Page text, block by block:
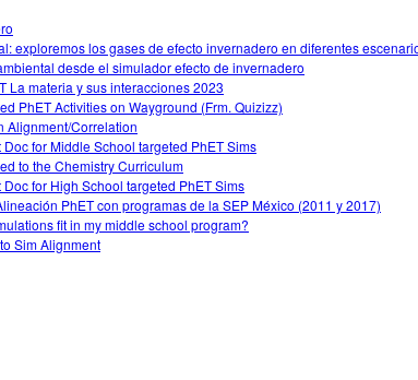
exploremos los gases de efecto invernadero en diferentes
desde el simulador efecto de invernadero
La materia y sus interacciones 2023
PhET Activities on Wayground (Frm. Quizizz)
Alignment/Correlation
Doc for Middle School targeted PhET Sims
to the Chemistry Curriculum
Doc for High School targeted PhET Sims
PhET con programas de la SEP México (2011 y 2017)
fit in my middle school program?
Sim Alignment